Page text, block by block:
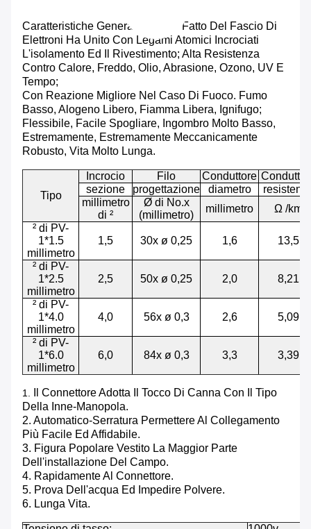
Caratteristiche Generali: Il Cavo Fatto Del Fascio Di
Elettroni Ha Unito Con Legami Atomici Incrociati
L'isolamento Ed Il Rivestimento; Alta Resistenza
Contro Calore, Freddo, Olio, Abrasione, Ozono, UV E
Tempo;
Con Reazione Migliore Nel Caso Di Fuoco. Fumo
Basso, Alogeno Libero, Fiamma Libera, Ignifugo;
Flessibile, Facile Spogliare, Ingombro Molto Basso,
Estremamente, Estremamente Meccanicamente
Robusto, Vita Molto Lunga.
Tipo
Incrocio Filo Conduttore
sezione
progettazione diametro
millimetro
di ²
Ø di No.x
(millimetro)
millimetro
Ω /km
² di PV-
1*1.5
millimetro
1,5 30x ø 0,25 1,6 13,5
² di PV-
1*2.5
millimetro
2,5 50x ø 0,25 2,0 8,21
² di PV-
1*4.0
millimetro
4,0 56x ø 0,3 2,6 5,09
² di PV-
1*6.0
millimetro
6,0 84x ø 0,3 3,3 3,39
1.
Il Connettore Adotta Il Tocco Di Canna Con Il Tipo
Della Inne-Manopola.
2. Automatico-Serratura Permettere Al Collegamento
Più Facile Ed Affidabile.
3. Figura Popolare Vestito La Maggior Parte
Dell'installazione Del Campo.
4. Rapidamente Al Connettore.
5. Prova Dell'acqua Ed Impedire Polvere.
6. Lunga Vita.